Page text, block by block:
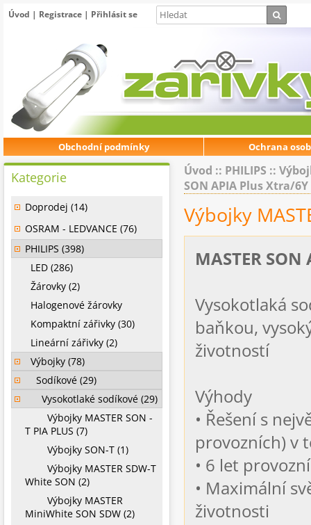
Úvod | Registrace | Přihlásit se
Obchodní podmínky Ochrana
Úvod :: PHILIPS ::
SON APIA Plus Xtra/6Y
Výbojky
MASTER
Vysokotlaká
baňkou,
životností
Výhody
• Řešení s
provozních) v
• 6 let
• Maximální
životnosti
Kategorie
Doprodej (14)
OSRAM - LEDVANCE (76)
PHILIPS (398)
LED (286)
Žárovky (2)
Halogenové žárovky
Kompaktní zářivky (30)
Lineární zářivky (2)
Výbojky (78)
Sodíkové (29)
Vysokotlaké sodíkové (29)
Výbojky MASTER SON -
T PIA PLUS (7)
Výbojky SON-T (1)
Výbojky MASTER SDW-T
White SON (2)
Výbojky MASTER
MiniWhite SON SDW (2)